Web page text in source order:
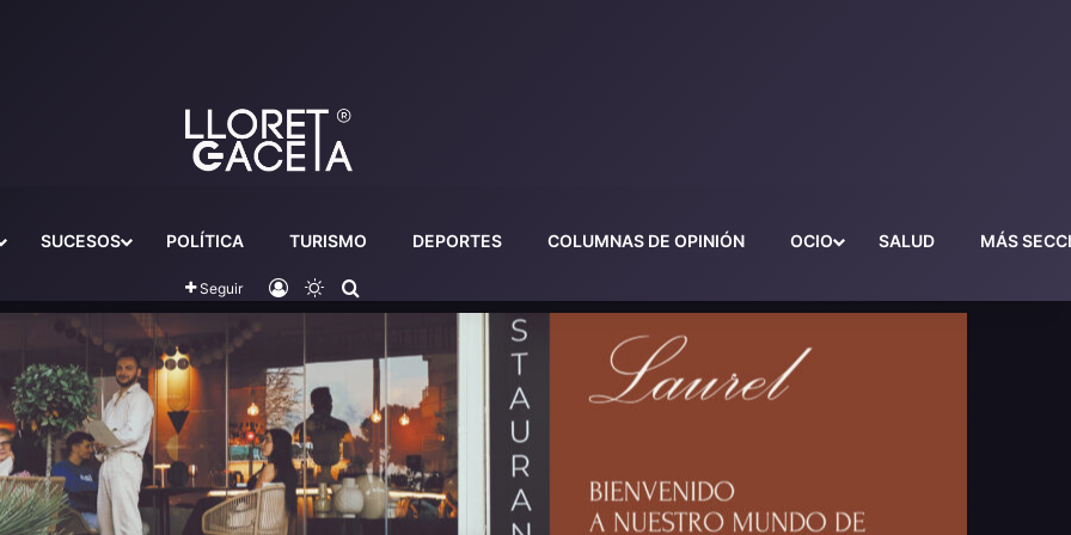
SUCESOS POLÍTICA TURISMO DEPORTES COLUMNAS DE OPINIÓN OCIO SALUD MÁS
Seguir Iniciar sesión
Switch skin